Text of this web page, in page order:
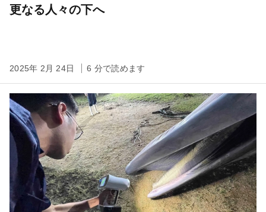
更なる人々の下へ
2025年 2月 24日 6 分で読めます